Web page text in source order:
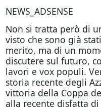
NEWS_ADSENSE
Non si tratta però di
visto che sono già
merito, ma di un
discutere sul futuro,
lavori e vox populi.
storia recente degli
vittoria della Coppa
alla recente disfatta di